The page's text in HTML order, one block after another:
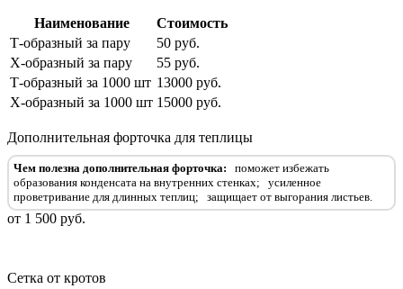
Наименование
Стоимость
Т-образный за пару
50 руб.
Х-образный за пару
55 руб.
Т-образный за 1000 шт 13000 руб.
Х-образный за 1000 шт 15000 руб.
Дополнительная форточка для теплицы
Чем полезна дополнительная форточка:
поможет избежать
образования конденсата на внутренних стенках;
усиленное
проветривание для длинных теплиц;
защищает от выгорания листьев.
от 1 500 руб.
Сетка от кротов